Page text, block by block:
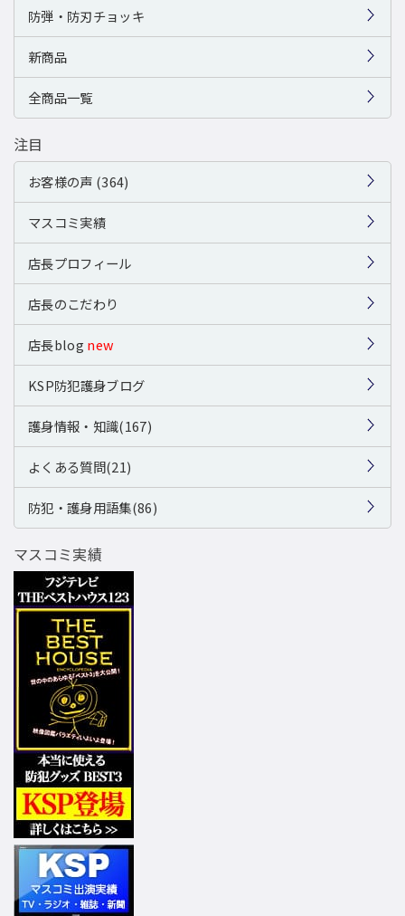
防弾・防刃チョッキ
新商品
全商品一覧
注目
お客様の声 (364)
マスコミ実績
店長プロフィール
店長のこだわり
店長blog new
KSP防犯護身ブログ
護身情報・知識(167)
よくある質問(21)
防犯・護身用語集(86)
マスコミ実績